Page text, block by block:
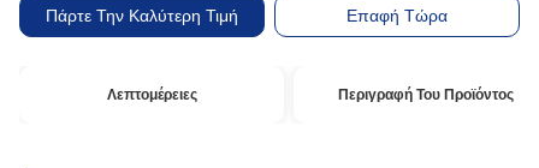
Πάρτε Την Καλύτερη Τιμή Επαφή Τώρα
Λεπτομέρειες Περιγραφή Του Προϊόντος